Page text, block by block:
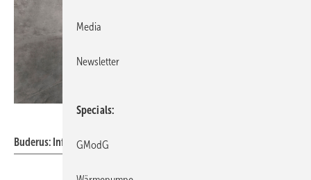
Buderus: Infrarotheizung Logatrend IFR.
Media
Newsletter
Specials
GModG